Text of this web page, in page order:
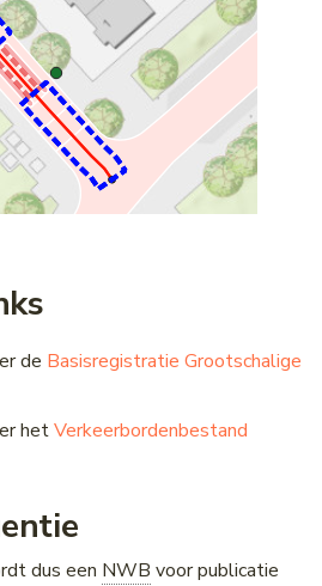
de Basisregistratie Grootschalige
hetVerkeerbordenbestand
dus een NWB voor publicatie